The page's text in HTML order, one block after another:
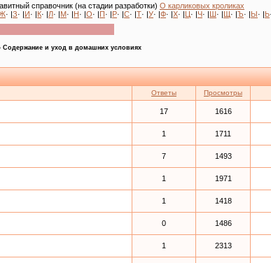
справочник (на стадии разработки) О карликовых кроликах
· |З· |И· |К· |Л· |М· |Н· |О· |П· |Р· |С· |Т· |У· |Ф· |Х· |Ц· |Ч· |Ш· |Щ· |Ъ· |Ы· |Ь
Содержание и уход в домашних условиях
Ответы Просмотры
17 1616
1 1711
7 1493
1 1971
1 1418
0 1486
1 2313